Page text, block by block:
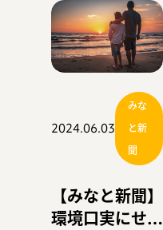
2024.06.03
みな
と新
聞
【みなと新聞】
環境口実にせず